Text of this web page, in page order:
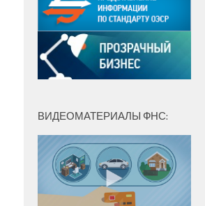
ВИДЕОМАТЕРИАЛЫ ФНС: